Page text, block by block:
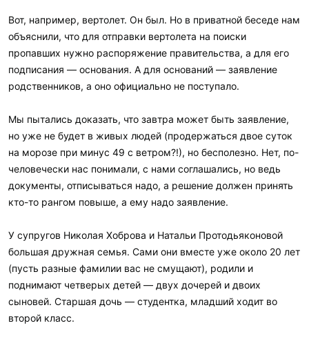
Вот, например, вертолет. Он был. Но в приватной беседе нам
объяснили, что для отправки вертолета на поиски
пропавших нужно распоряжение правительства, а для его
подписания — основания. А для оснований — заявление
родственников, а оно официально не поступало.
Мы пытались доказать, что завтра может быть заявление,
но уже не будет в живых людей (продержаться двое суток
на морозе при минус 49 с ветром?!), но бесполезно. Нет, по-
человечески нас понимали, с нами соглашались, но ведь
документы, отписываться надо, а решение должен принять
кто-то рангом повыше, а ему надо заявление.
У супругов Николая Хоброва и Натальи Протодьяконовой
большая дружная семья. Сами они вместе уже около 20 лет
(пусть разные фамилии вас не смущают), родили и
поднимают четверых детей — двух дочерей и двоих
сыновей. Старшая дочь — студентка, младший ходит во
второй класс.